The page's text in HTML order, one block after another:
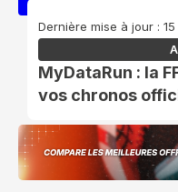
Dernière mise à jour :
MyDataRun : la
vos chronos